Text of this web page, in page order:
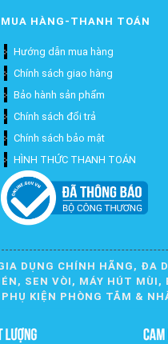
MUA HÀNG-THANH TOÁN
Hướng dẫn mua hàng
Chính sách giao hàng
Bảo hành sản phẩm
Chính sách đổi trả
Chính sách bảo mật
HÌNH THỨC THANH TOÁN
DỤNG CHÍNH HÃNG, ĐA
SEN VÒI, MÁY HÚT
KIỆN PHÒNG TẮM &